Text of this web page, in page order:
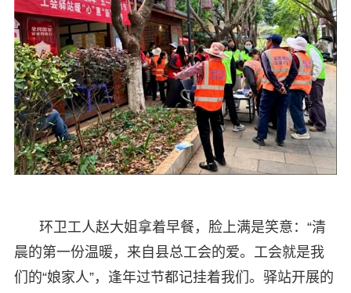
环卫工人赵大姐拿着早餐，脸上满是笑意：“清
晨的第一份温暖，来自县总工会的爱。工会就是我
们的“娘家人”，逢年过节都记挂着我们。驿站开展的